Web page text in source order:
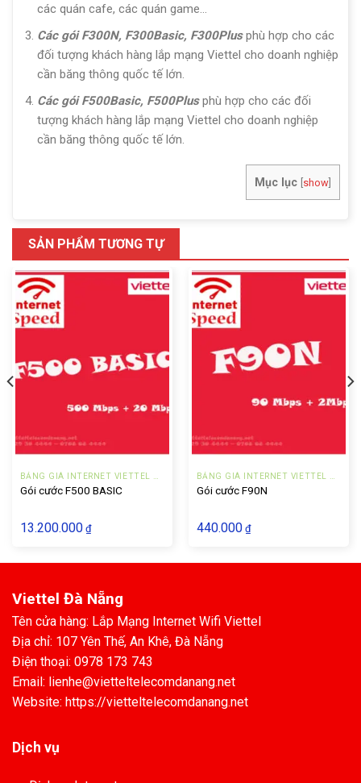
các quán cafe, các quán game…
Các gói F300N, F300Basic, F300Plusphù hợp cho các
đối tượng khách hàng lắp mạng Viettel cho doanh nghiệp
cần băng thông quốc tế lớn.
Các gói F500Basic, F500Plusphù hợp cho các đối
tượng khách hàng lắp mạng Viettel cho doanh nghiệp
cần băng thông quốc tế lớn.
Mục lục show
SẢN PHẨM TƯƠNG TỰ
Gói cước F500 BASIC
13.200.000 ₫
Gói cước F90N
440.000 ₫
Viettel Đà Nẵng
Tên cửa hàng: Lắp Mạng Internet Wifi Viettel
Địa chỉ: 107 Yên Thế, An Khê, Đà Nẵng
Điện thoại: 0978 173 743
Email: lienhe@vietteltelecomdanang.net
Website: https://vietteltelecomdanang.net
Dịch vụ